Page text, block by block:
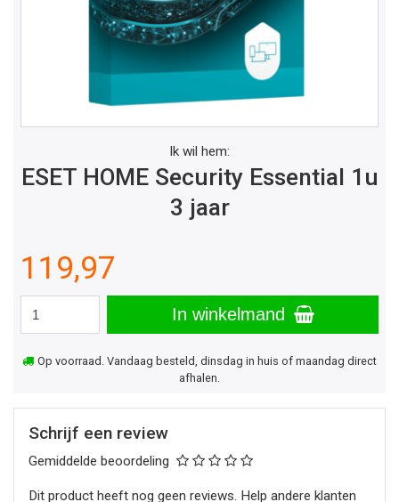
Ik wil hem:
ESET HOME Security Essential 1u
3 jaar
119,97
In winkelmand
Op voorraad. Vandaag besteld, dinsdag in huis of maandag direct
afhalen.
Schrijf een review
Gemiddelde beoordeling
Dit product heeft nog geen reviews. Help andere klanten